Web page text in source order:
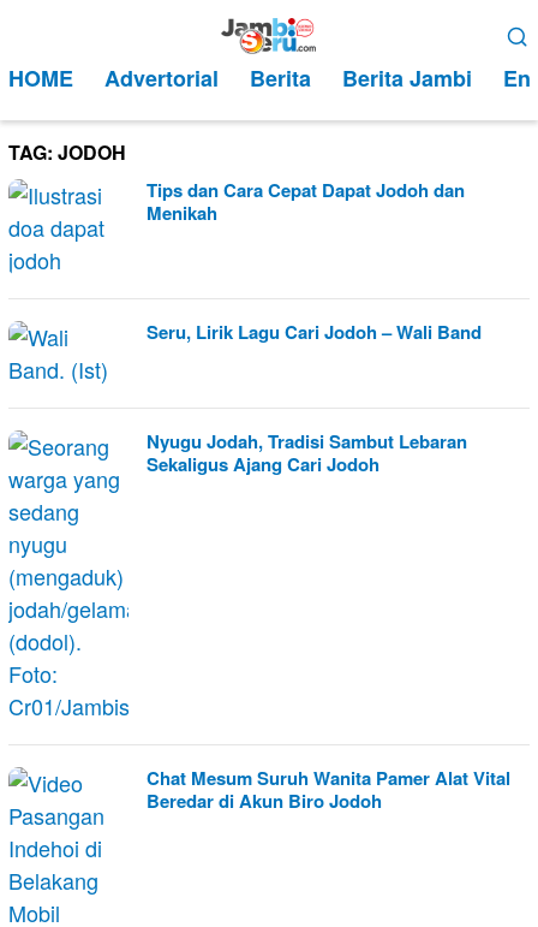
kontenMobile
HOME Advertorial Berita Berita Jambi
TAG: JODOH
Tips dan Cara Cepat Dapat Jodoh dan
Menikah
Seru, Lirik Lagu Cari Jodoh – Wali Band
Nyugu Jodah, Tradisi Sambut Lebaran
Sekaligus Ajang Cari Jodoh
Chat Mesum Suruh Wanita Pamer Alat Vital
Beredar di Akun Biro Jodoh